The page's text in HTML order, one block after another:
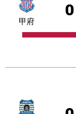
0
甲府